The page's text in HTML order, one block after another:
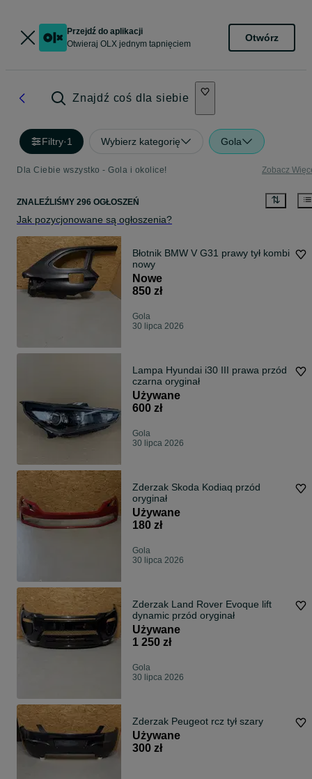
Przejdź do aplikacji
Otwieraj OLX jednym tapnięciem
Otwórz
Znajdź coś dla siebie
Filtry·1 Wybierz kategorię Gola
Dla Ciebie wszystko - Gola i okolice! Zobacz
ZNALEŹLIŚMY 296 OGŁOSZEŃ
Jak pozycjonowane są ogłoszenia?
Błotnik BMW V G31 prawy tył kombi
nowy
Nowe
850 zł
Gola
30 lipca 2026
Lampa Hyundai i30 III prawa przód
czarna oryginał
Używane
600 zł
Gola
30 lipca 2026
Zderzak Skoda Kodiaq przód
oryginał
Używane
180 zł
Gola
30 lipca 2026
Zderzak Land Rover Evoque lift
dynamic przód oryginał
Używane
1 250 zł
Gola
30 lipca 2026
Zderzak Peugeot rcz tył szary
Używane
300 zł